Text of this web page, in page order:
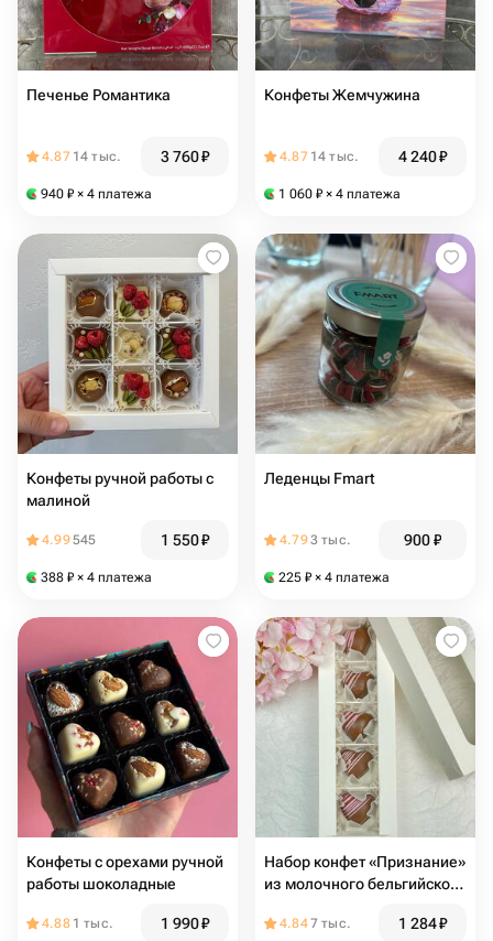
Печенье Романтика
4.87 14 тыс. 3 760₽
940 ₽ × 4 платежа
Конфеты Жемчужина
4.87 14 тыс. 4 240₽
1 060 ₽ × 4 платежа
Конфеты ручной работы с
малиной
4.99545 1 550₽
388 ₽ × 4 платежа
Леденцы Fmart
4.793 тыс. 900₽
225 ₽ × 4 платежа
Конфеты с орехами ручной
работы шоколадные
4.88 1 тыс. 1 990₽
Набор конфет «Признание»
из молочного бельгийского
4.847 тыс. 1 284₽